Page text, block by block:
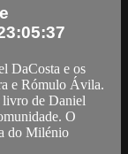
DaCosta e os
e Rómulo Ávila.
livro de Daniel
O
do Milénio